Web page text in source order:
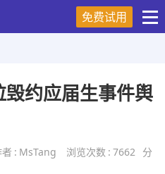
免费试用
约应届生事件舆
: MsTang 浏览次数 : 7662 分